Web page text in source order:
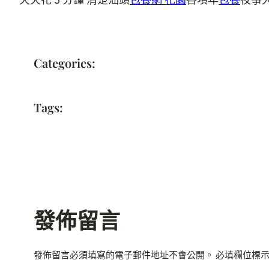
Categories:
Tags:
發佈留言
發佈留言必須填寫的電子郵件地址不會公開。 必填欄位標